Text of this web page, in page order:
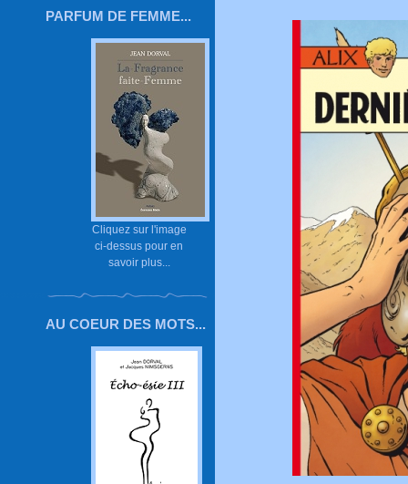
PARFUM DE FEMME...
Cliquez sur l'image
ci-dessus pour en
savoir plus...
AU COEUR DES MOTS...